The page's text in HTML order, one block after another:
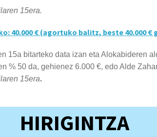
15era.
40.000 € (agortuko balitz, beste 40.000
15a bitarteko data izan eta Alokabideren
% 50 da, gehienez 6.000 €, edo Alde
15era.
HIRIGINTZA